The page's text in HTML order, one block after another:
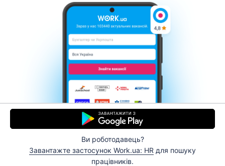
Ви роботодавець?
Завантажте застосунок Work.ua: HR для пошуку
працівників.
Контакти Про нас
Кар’єра
Допомога Умови використання
© 2006–2026 Work.ua. Сервіс пошуку роботи №1 в